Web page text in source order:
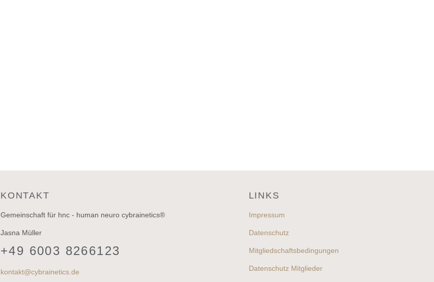
KONTAKT
Gemeinschaft für hnc - human neuro cybrainetics®
Jasna Müller
+49 6003 8266123
kontakt@cybrainetics.de
LINKS
Impressum
Datenschutz
Mitgliedschaftsbedingungen
Datenschutz Mitglieder